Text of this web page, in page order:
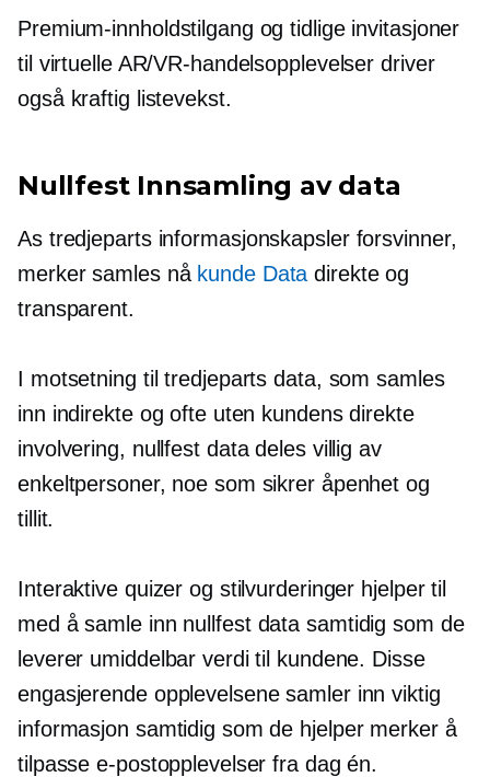
Premium-innholdstilgang og tidlige invitasjoner
til virtuelle AR/VR-handelsopplevelser driver
også kraftig listevekst.
NullfestInnsamling av data
As tredjepartsinformasjonskapsler forsvinner,
merker samles nå kunde Data direkte og
transparent.
I motsetning tiltredjeparts data, som samles
inn indirekte og ofte uten kundens direkte
involvering, nullfestdata deles villig av
enkeltpersoner, noe som sikrer åpenhet og
tillit.
Interaktive quizer og stilvurderinger hjelper til
med å samle inn nullfestdata samtidig som de
leverer umiddelbar verdi til kundene. Disse
engasjerende opplevelsene samler inn viktig
informasjon samtidig som de hjelper merker å
tilpasse e-postopplevelser fra dag én.